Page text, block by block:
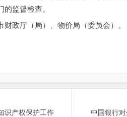
监督检查。
政厅（局）、物价局（委员会）。
识产权保护工作
中国银行